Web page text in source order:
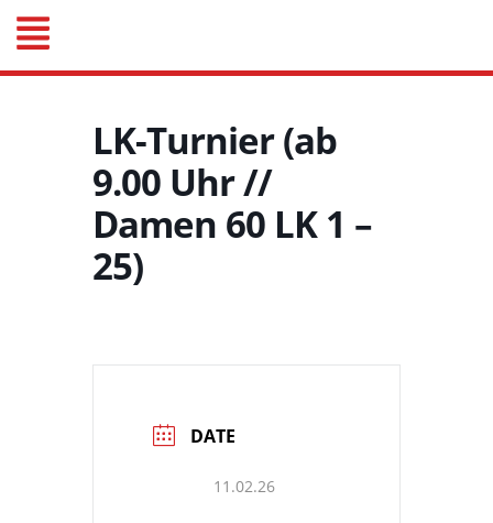
LK-Turnier (ab
9.00 Uhr //
Damen 60 LK 1 –
25)
DATE
11.02.26